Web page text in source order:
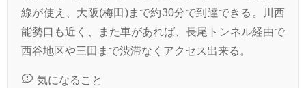
線が使え、大阪(梅田)まで約30分で到達できる。川西
能勢口も近く、また車があれば、長尾トンネル経由で
西谷地区や三田まで渋滞なくアクセス出来る。
気になること